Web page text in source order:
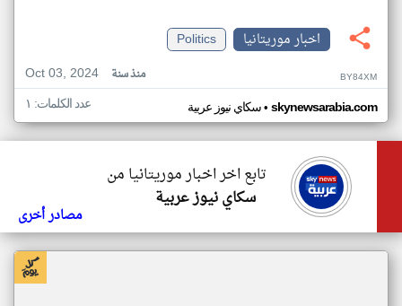
اخبار موريتانيا
Politics
Oct 03, 2024
منذ سنة BY84XM
سكاي نيوز عربية• skynewsarabia.com عدد الكلمات: ١
تابع اخر اخبار موريتانيا من
سكاي نيوز عربية
مصادر أخرى